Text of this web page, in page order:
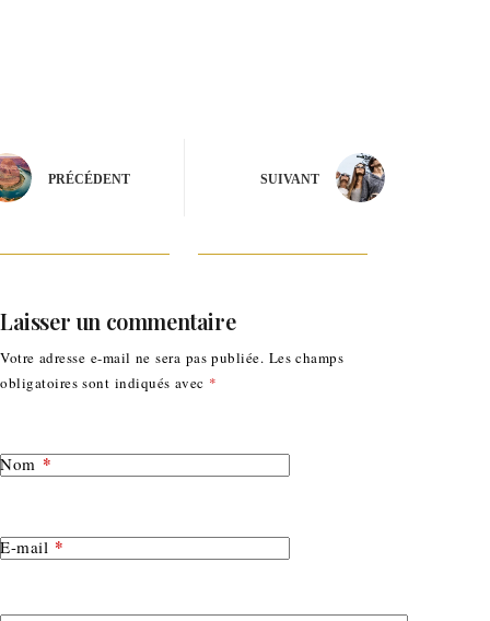
PRÉCÉDENT SUIVANT
Laisser un commentaire
Votre adresse e-mail ne sera pas publiée. Les champs
obligatoires sont indiqués avec *
Nom *
E-mail *